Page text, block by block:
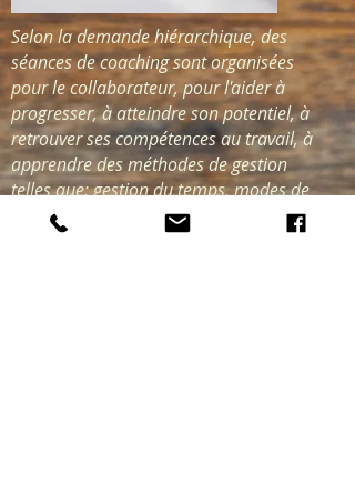
Selon la demande hiérarchique, des
séances de coaching sont organisées
pour le collaborateur, pour l'aider à
progresser, à atteindre son potentiel, à
retrouver ses compétences au travail, à
apprendre des méthodes de gestion
telles que: gestion du temps, modes de
communication, gestion du stress,
résolution de conflits, leadership,